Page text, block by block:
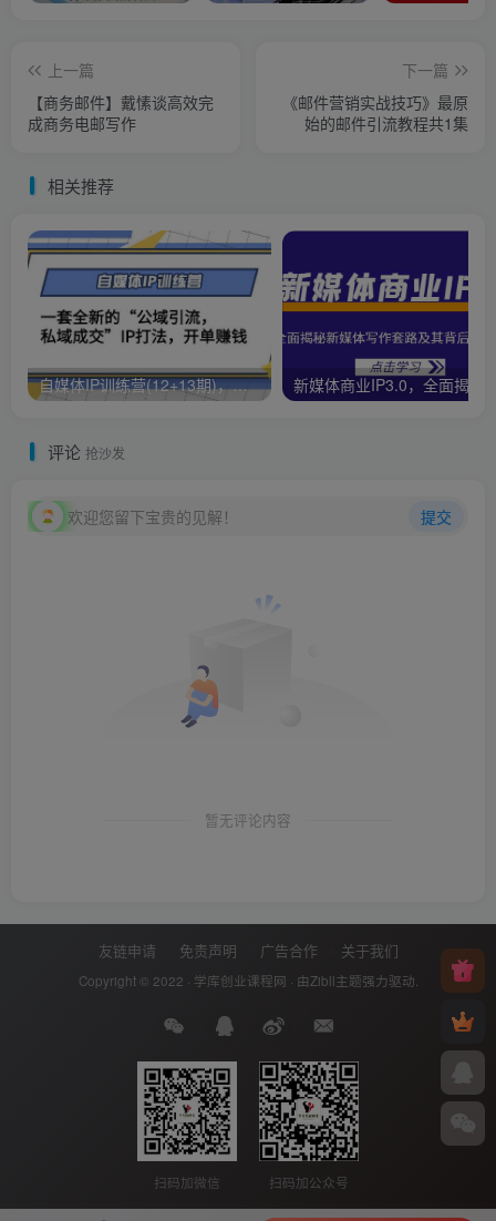
上一篇
【商务邮件】戴愫谈高效完
成商务电邮写作
下一篇
《邮件营销实战技巧》最原
始的邮件引流教程共1集
相关推荐
自媒体IP训练营(12+13期)，一套全新的“公域引流，私域成交”IP打法 开单赚钱
评论 抢沙发
欢迎您留下宝贵的见解！ 提交
暂无评论内容
友链申请 免责声明 广告合作 关于我们
Copyright © 2022 · 学库创业课程网 · 由Zibll主题强力驱动.
扫码加微信 扫码加公众号